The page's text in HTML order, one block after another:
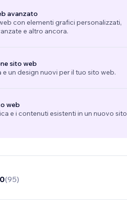
avanzato
con elementi grafici personalizzati,
e altro ancora.
sito web
e un design nuovi per il tuo sito web.
web
e i contenuti esistenti in un nuovo sito
(95)